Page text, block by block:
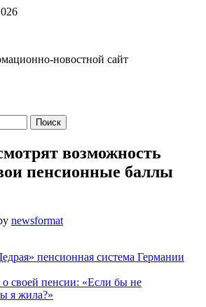
новостной сайт
возможность
пенсионные баллы
newsformat
пенсионная система Германии
своей пенсии: «Если бы не
я жила?»